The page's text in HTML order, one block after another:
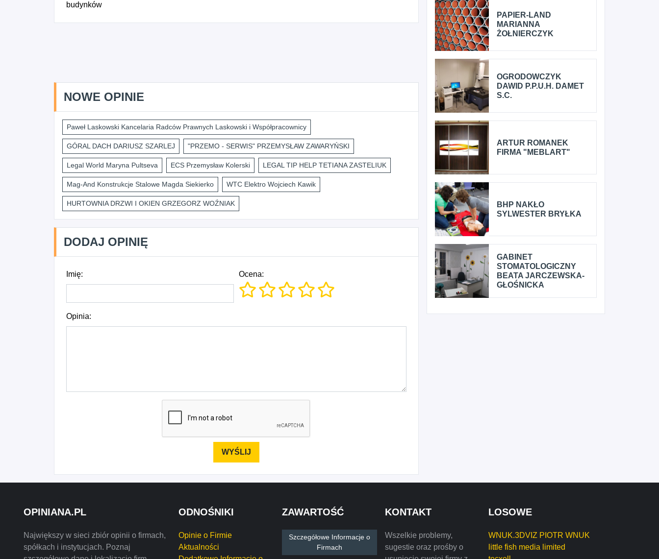
budynków
NOWE OPINIE
Paweł Laskowski Kancelaria Radców Prawnych Laskowski i Współpracownicy
GÓRAL DACH DARIUSZ SZARLEJ "PRZEMO - SERWIS" PRZEMYSŁAW ZAWARYŃSKI
Legal World Maryna Pultseva ECS Przemysław Kolerski LEGAL TIP HELP TETIANA ZASTELIUK
Mag-And Konstrukcje Stalowe Magda Siekierko WTC Elektro Wojciech Kawik
HURTOWNIA DRZWI I OKIEN GRZEGORZ WOŹNIAK
DODAJ OPINIĘ
Imię: Ocena:
Opinia:
PAPIER-LAND
MARIANNA
ŻOŁNIERCZYK
OGRODOWCZYK
DAWID P.P.U.H. DAMET
S.C.
ARTUR ROMANEK
FIRMA "MEBLART"
BHP NAKŁO
SYLWESTER BRYŁKA
GABINET
STOMATOLOGICZNY
BEATA JARCZEWSKA-
GŁOŚNICKA
OPINIANA.PL
Największy w sieci zbiór opinii o firmach,
spółkach i instytucjach. Poznaj
ODNOŚNIKI
Opinie o Firmie
Aktualności
ZAWARTOŚĆ
Szczegółowe Informacje o
Firmach
KONTAKT
Wszelkie problemy,
sugestie oraz prośby o
LOSOWE
WNUK.3DVIZ PIOTR WNUK
little fish media limited